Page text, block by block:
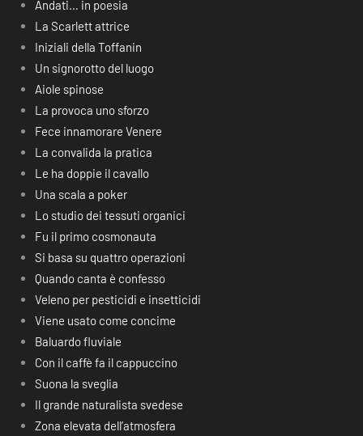
Andati… in poesia
La Scarlett attrice
Iniziali della Toffanin
Un signorotto del luogo
Aiole spinose
La provoca uno sforzo
Fece innamorare Venere
La convalida la pratica
Le ha doppie il cavallo
Una scala a poker
Lo studio dei tessuti organici
Fu il primo cosmonauta
Si basa su quattro operazioni
Quando canta è confesso
Veleno per pesticidi e insetticidi
Viene usato come concime
Baluardo fluviale
Con il caffè fa il cappuccino
Suona la sveglia
Il grande naturalista svedese
Zona elevata dell’atmosfera